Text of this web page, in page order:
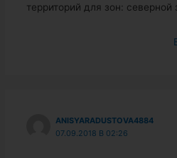
территорий для зон: северной
ANISYARADUSTOVA4884
07.09.2018 В 02:26